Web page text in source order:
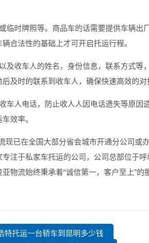
时牌照等。商品车的话需要提供车辆出
合法性的基础上才可开启托运行程。
收车人的姓名，身份信息，联系方式等
及时的联系到收车人，确保快速高效的对
人电话，防止收人人因电话遗失等原因
效率。
现已在全国大部分省会城市开通分公司或
注于私家车托运的公司，公司总部位于
物流始终秉承着“诚信第一，客户至上”的
特托运一台轿车到昆明多少钱